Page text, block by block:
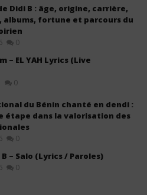
Didi B : âge, origine, carrière,
albums, fortune et parcours du
0
– EL YAH Lyrics (Live
0
du Bénin chanté en dendi :
étape dans la valorisation des
0
– Salo (Lyrics / Paroles)
0